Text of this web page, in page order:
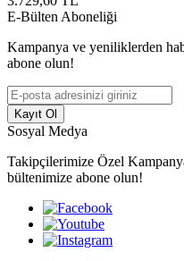
E-Bülten Aboneliği
Kampanya ve yeniliklerden
abone olun!
Kayıt Ol
Sosyal Medya
Takipçilerimize Özel
bültenimize abone olun!